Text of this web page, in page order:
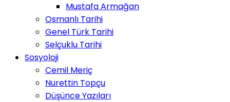
Mustafa Armağan
Osmanlı Tarihi
Genel Türk Tarihi
Selçuklu Tarihi
Sosyoloji
Cemil Meriç
Nurettin Topçu
Düşünce Yazıları